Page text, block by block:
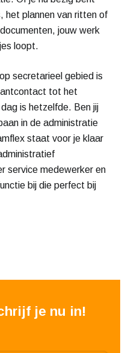
het plannen van ritten of
jouw werk
loopt.
secretarieel gebied is
tot het
is hetzelfde. Ben jij
in de administratie
staat voor je klaar
service medewerker en
bij die perfect bij
je nu in!